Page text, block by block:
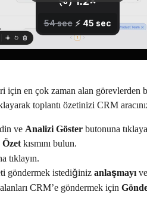
için en çok zaman alan
toplantı özetinizi CRM
ve Analizi Göster butonuna
Özet kısmını bulun.
tıklayın.
göndermek istediğiniz anlaşmayı ve
CRM’e göndermek için